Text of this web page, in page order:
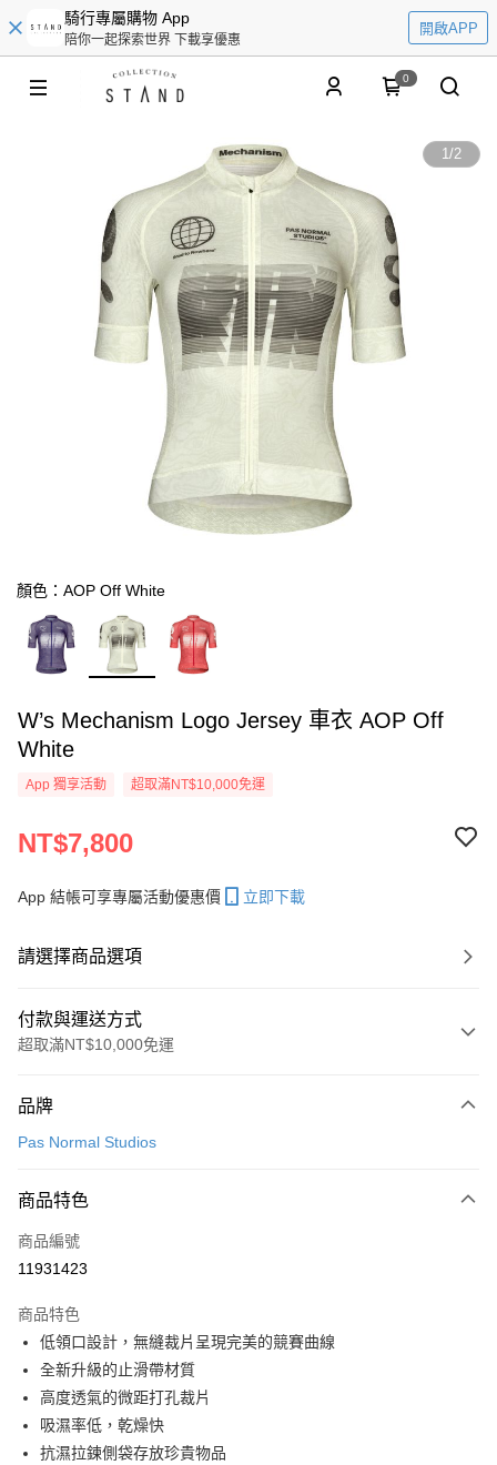
騎行專屬購物 App
陪你一起探索世界 下載享優惠
開啟APP
0
1/2
顏色：AOP Off White
W’s Mechanism Logo Jersey 車衣 AOP Off
White
App 獨享活動 超取滿NT$10,000免運
NT$7,800
App 結帳可享專屬活動優惠價 立即下載
請選擇商品選項
付款與運送方式
超取滿NT$10,000免運
信用卡一次付款
LINE Pay
Apple Pay
運送方式
全家店到店
每筆NT$80，滿NT$10,000(含以上)免運費
付款後全家取貨
品牌
Pas Normal Studios
商品特色
商品編號
11931423
商品特色
低領口設計，無縫裁片呈現完美的競賽曲線
全新升級的止滑帶材質
高度透氣的微距打孔裁片
吸濕率低，乾燥快
抗濕拉鍊側袋存放珍貴物品